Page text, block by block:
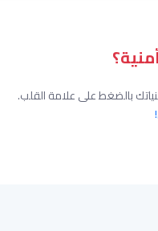
بالضغط على علامة القلب.